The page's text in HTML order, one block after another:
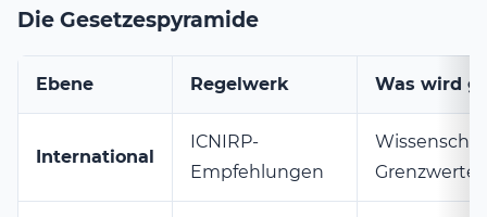
Die Gesetzespyramide
Ebene Regelwerk Was wird
International
ICNIRP-
Empfehlungen